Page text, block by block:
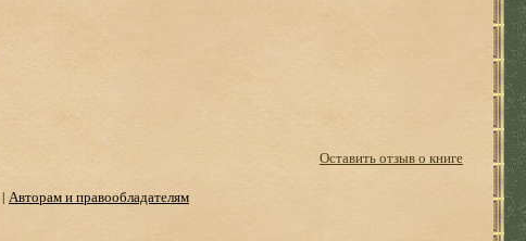
Оставить отзыв о книге
| Авторам и правообладателям